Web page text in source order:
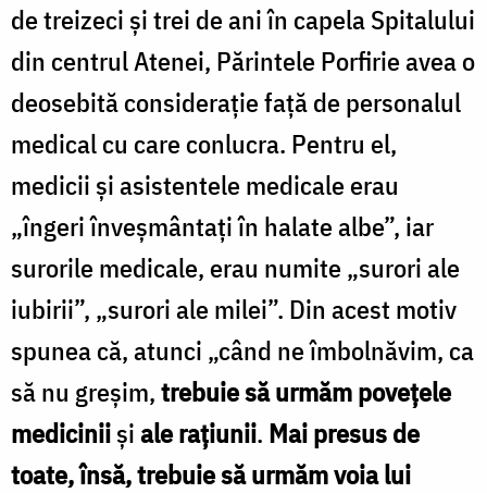
de treizeci și trei de ani în capela Spitalului
din centrul Atenei, Părintele Porfirie avea o
deosebită considerație față de personalul
medical cu care conlucra. Pentru el,
medicii și asistentele medicale erau
„îngeri înveșmântați în halate albe”, iar
surorile medicale, erau numite „surori ale
iubirii”, „surori ale milei”. Din acest motiv
spunea că, atunci „când ne îmbolnăvim, ca
să nu greșim,trebuie să urmămpovețele
mediciniișiale rațiunii. Mai presus de
toate, însă, trebuie să urmăm voia lui